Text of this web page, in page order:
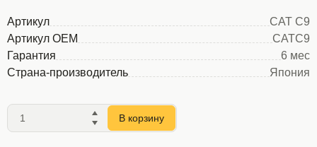
Артикул
CAT C9
Артикул OEM
CATC9
Гарантия
6 мес
Страна-производитель
Япония
В корзину